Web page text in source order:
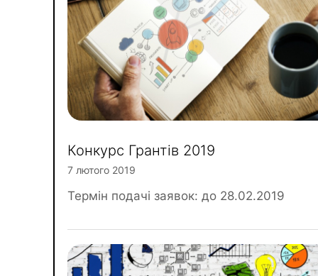
Конкурс Грантів 2019
7 лютого 2019
Термін подачі заявок: до 28.02.2019